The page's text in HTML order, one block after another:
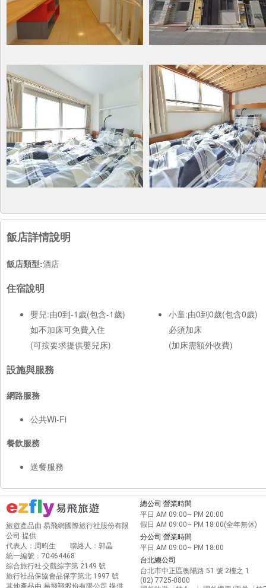
飯店詳情說明
飯店類型:酒店
住宿說明
嬰兒:由0到-1歲(包含-1歲)
如不加床可免費入住
(可按要求提供嬰兒床)
小童:由0到0歲(包含0歲)
必須加床
(加床需額外收費)
設施與服務
網路服務
公共Wi-Fi
餐飲服務
送餐服務